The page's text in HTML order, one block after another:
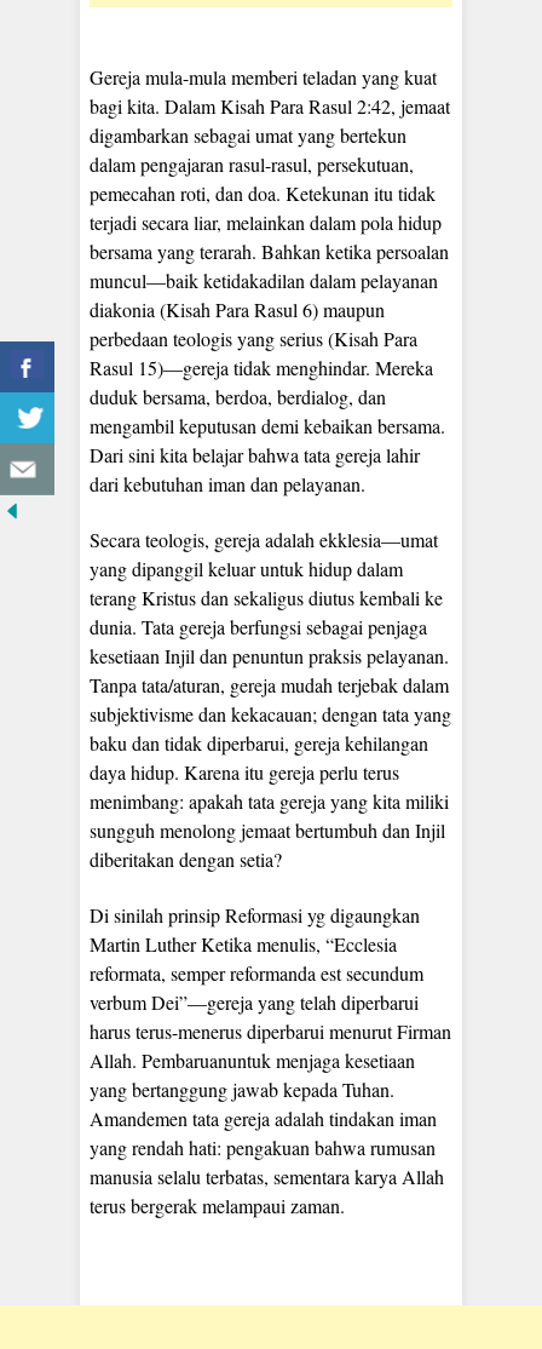
Gereja mula-mula memberi teladan yang kuat
bagi kita. Dalam Kisah Para Rasul 2:42, jemaat
digambarkan sebagai umat yang bertekun
dalam pengajaran rasul-rasul, persekutuan,
pemecahan roti, dan doa. Ketekunan itu tidak
terjadi secara liar, melainkan dalam pola hidup
bersama yang terarah. Bahkan ketika persoalan
muncul—baik ketidakadilan dalam pelayanan
diakonia (Kisah Para Rasul 6) maupun
perbedaan teologis yang serius (Kisah Para
Rasul 15)—gereja tidak menghindar. Mereka
duduk bersama, berdoa, berdialog, dan
mengambil keputusan demi kebaikan bersama.
Dari sini kita belajar bahwa tata gereja lahir
dari kebutuhan iman dan pelayanan.
Secara teologis, gereja adalah ekklesia—umat
yang dipanggil keluar untuk hidup dalam
terang Kristus dan sekaligus diutus kembali ke
dunia. Tata gereja berfungsi sebagai penjaga
kesetiaan Injil dan penuntun praksis pelayanan.
Tanpa tata/aturan, gereja mudah terjebak dalam
subjektivisme dan kekacauan; dengan tata yang
baku dan tidak diperbarui, gereja kehilangan
daya hidup. Karena itu gereja perlu terus
menimbang: apakah tata gereja yang kita miliki
sungguh menolong jemaat bertumbuh dan Injil
diberitakan dengan setia?
Di sinilah prinsip Reformasi yg digaungkan
Martin Luther Ketika menulis, “Ecclesia
reformata, semper reformanda est secundum
verbum Dei”—gereja yang telah diperbarui
harus terus-menerus diperbarui menurut Firman
Allah. Pembaruanuntuk menjaga kesetiaan
yang bertanggung jawab kepada Tuhan.
Amandemen tata gereja adalah tindakan iman
yang rendah hati: pengakuan bahwa rumusan
manusia selalu terbatas, sementara karya Allah
terus bergerak melampaui zaman.